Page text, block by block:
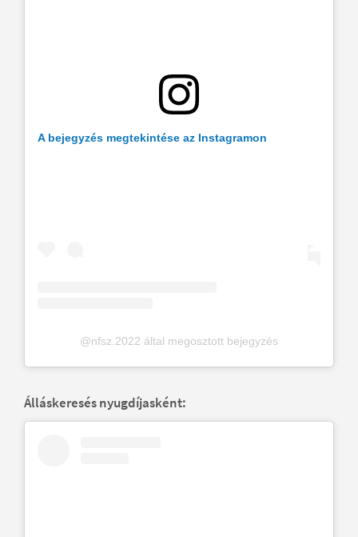
A bejegyzés megtekintése az Instagramon
@nfsz.2022 által megosztott bejegyzés
Álláskeresés nyugdíjasként: